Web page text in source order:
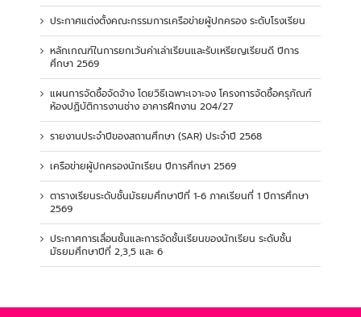
ประกาศแต่งตั้งคณะกรรมการเครือข่ายผู้ปกครอง ระดับโรงเรียน
หลักเกณฑ์ในการยกเว้นค่าเล่าเรียนและรับเหรียญเรียนดี ปีการ
ศึกษา 2569
แผนการจัดซื้อจัดจ้าง โดยวิธีเฉพาะเจาะจง โครงการจัดซื้อครุภัณฑ์
ห้องปฏิบัติการงานช่าง อาคารฝึกงาน 204/27
รายงานประจำปีของสถานศึกษา (SAR) ประจำปี 2568
เครือข่ายผู้ปกครองนักเรียน ปีการศึกษา 2569
ตารางเรียนระดับชั้นมัธยมศึกษาปีที่ 1-6 ภาคเรียนที่ 1 ปีการศึกษา
2569
ประกาศการเลื่อนชั้นและการจัดชั้นเรียนของนักเรียน ระดับชั้น
มัธยมศึกษาปีที่ 2,3,5 และ 6